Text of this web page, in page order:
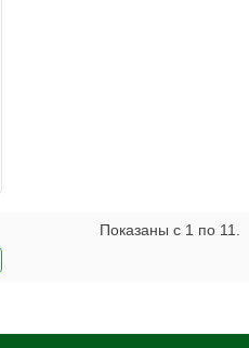
Показаны с 1 по 11